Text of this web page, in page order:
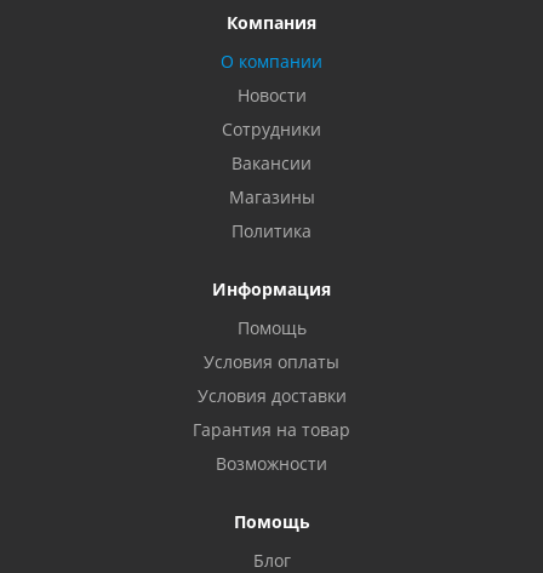
Компания
О компании
Новости
Сотрудники
Вакансии
Магазины
Политика
Информация
Помощь
Условия оплаты
Условия доставки
Гарантия на товар
Возможности
Помощь
Блог